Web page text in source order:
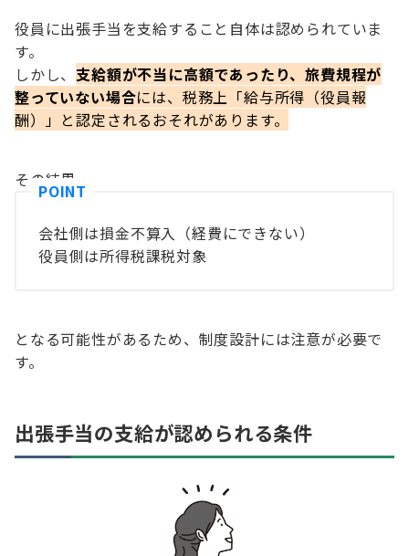
役員に出張手当を支給すること自体は認められていま
す。
しかし、 支給額が不当に高額であったり、旅費規程が
整っていない場合には、税務上「給与所得（役員報
酬）」と認定されるおそれがあります。
その結果、
会社側は損金不算入（経費にできない）
役員側は所得税課税対象
となる可能性があるため、制度設計には注意が必要で
す。
出張手当の支給が認められる条件